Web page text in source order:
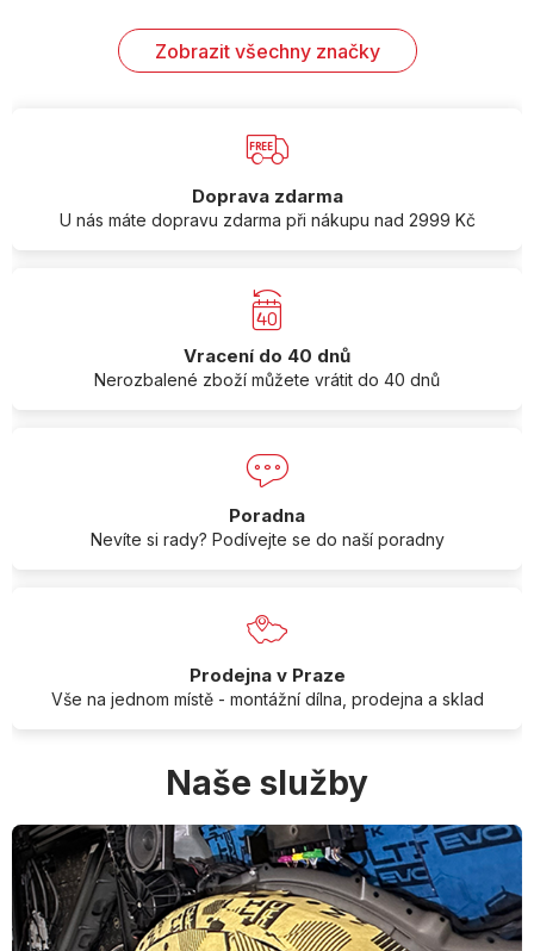
Zobrazit všechny značky
Doprava zdarma
U nás máte dopravu zdarma při nákupu nad 2999 Kč
Vracení do 40 dnů
Nerozbalené zboží můžete vrátit do 40 dnů
Poradna
Nevíte si rady? Podívejte se do naší poradny
Prodejna v Praze
Vše na jednom místě - montážní dílna, prodejna a sklad
Naše služby